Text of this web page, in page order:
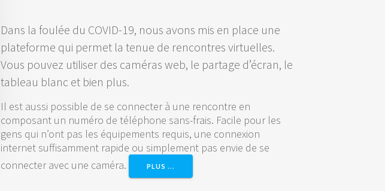
Dans la foulée du COVID-19, nous avons mis en place une
plateforme qui permet la tenue de rencontres virtuelles.
Vous pouvez utiliser des caméras web, le partage d’écran, le
tableau blanc et bien plus.
Il est aussi possible de se connecter à une rencontre en
composant un numéro de téléphone sans-frais. Facile pour les
gens qui n’ont pas les équipements requis, une connexion
internet suffisamment rapide ou simplement pas envie de se
connecter avec une caméra.
PLUS …